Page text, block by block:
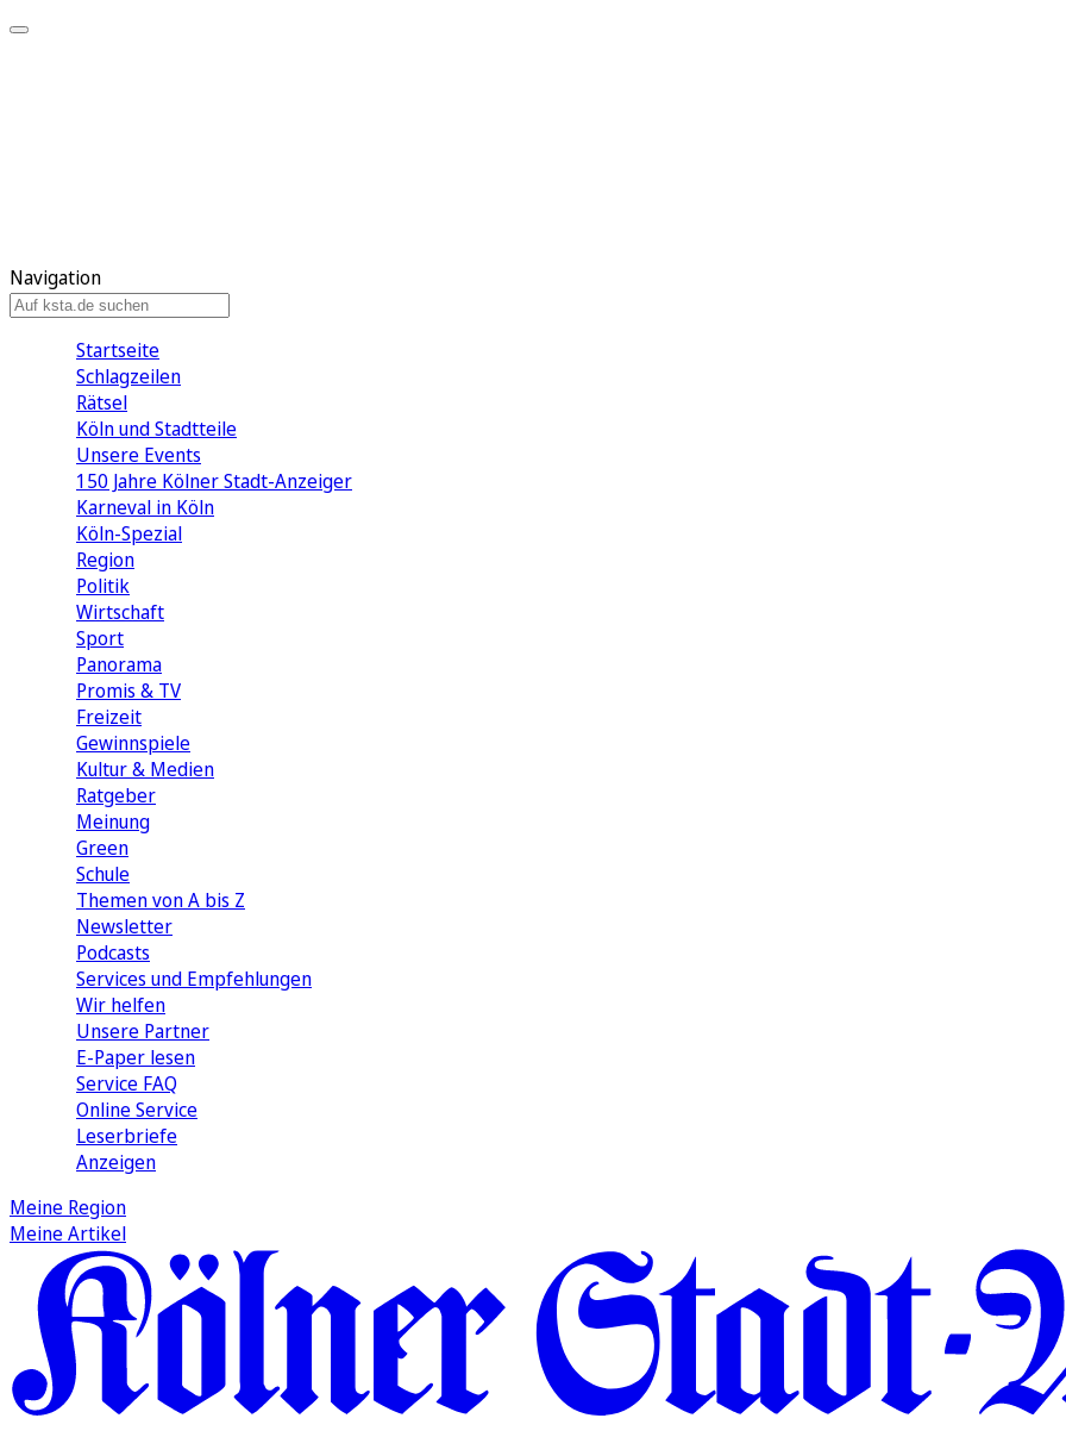
Navigation
Startseite
Schlagzeilen
Rätsel
Köln und Stadtteile
Unsere Events
150 Jahre Kölner Stadt-Anzeiger
Karneval in Köln
Köln-Spezial
Region
Politik
Wirtschaft
Sport
Panorama
Promis & TV
Freizeit
Gewinnspiele
Kultur & Medien
Ratgeber
Meinung
Green
Schule
Themen von A bis Z
Newsletter
Podcasts
Services und Empfehlungen
Wir helfen
Unsere Partner
E-Paper lesen
Service FAQ
Online Service
Leserbriefe
Anzeigen
Meine Region
Meine Artikel